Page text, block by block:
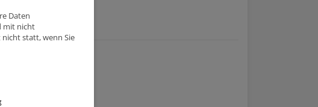
Daten
mit nicht
statt, wenn Sie